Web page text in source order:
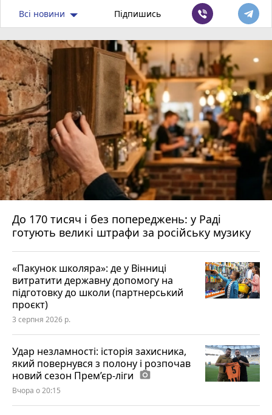
Всі новини Підпишись
До 170 тисяч і без попереджень: у Раді
готують великі штрафи за російську музику
«Пакунок школяра»: де у Вінниці
витратити державну допомогу на
підготовку до школи (партнерський
проєкт)
3 серпня 2026 р.
Удар незламності: історія захисника,
який повернувся з полону і розпочав
новий сезон Прем’єр-ліги photo_camera
Вчора о 20:15